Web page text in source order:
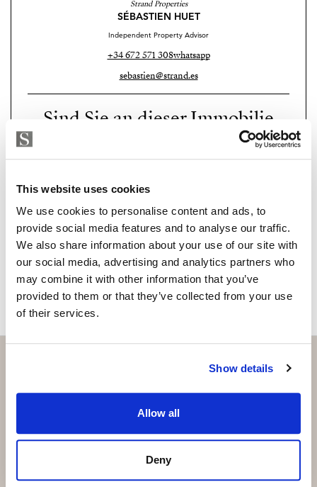
This website uses cookies
We use cookies to personalise content and ads, to
provide social media features and to analyse our traffic.
We also share information about your use of our site with
our social media, advertising and analytics partners who
may combine it with other information that you’ve
provided to them or that they’ve collected from your use
of their services.
Show details
Allow all
Deny
Strand Properties
SÉBASTIEN HUET
Independent Property Advisor
+34 672 571 308whatsapp
sebastien@strand.es
Sind Sie an dieser Immobilie
we will contact you with the language you
choose. We also arrange remote property
viewings by Whats App free of charge.
MAKE CONTACT REQUEST
Subscribe and be the first to receive exclusive